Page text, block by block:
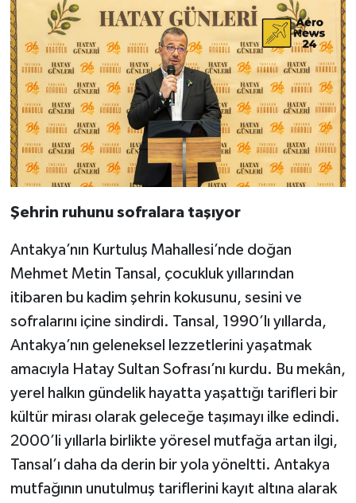
Şehrin ruhunu sofralara taşıyor
Antakya’nın Kurtuluş Mahallesi’nde doğan
Mehmet Metin Tansal, çocukluk yıllarından
itibaren bu kadim şehrin kokusunu, sesini ve
sofralarını içine sindirdi. Tansal, 1990’lı yıllarda,
Antakya’nın geleneksel lezzetlerini yaşatmak
amacıyla Hatay Sultan Sofrası’nı kurdu. Bu mekân,
yerel halkın gündelik hayatta yaşattığı tarifleri bir
kültür mirası olarak geleceğe taşımayı ilke edindi.
2000’li yıllarla birlikte yöresel mutfağa artan ilgi,
Tansal’ı daha da derin bir yola yöneltti. Antakya
mutfağının unutulmuş tariflerini kayıt altına alarak